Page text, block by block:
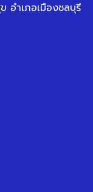
อำเภอเมืองชลบุรี